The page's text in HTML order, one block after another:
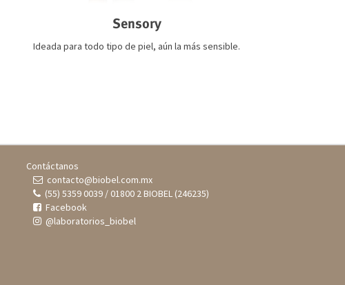
Sensory
Ideada para todo tipo de piel, aún la más sensible.
Contáctanos
contacto@biobel.com.mx
(55) 5359 0039 / 01800 2 BIOBEL (246235)
Facebook
@laboratorios_biobel